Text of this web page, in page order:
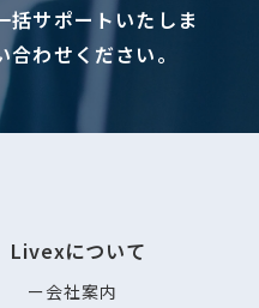
括サポートいたしま
わせください。
Livexについて
会社案内